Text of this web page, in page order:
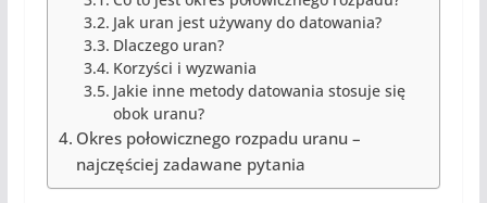
Jak uran jest używany do datowania?
Dlaczego uran?
Korzyści i wyzwania
Jakie inne metody datowania stosuje się
obok uranu?
Okres połowicznego rozpadu uranu –
najczęściej zadawane pytania